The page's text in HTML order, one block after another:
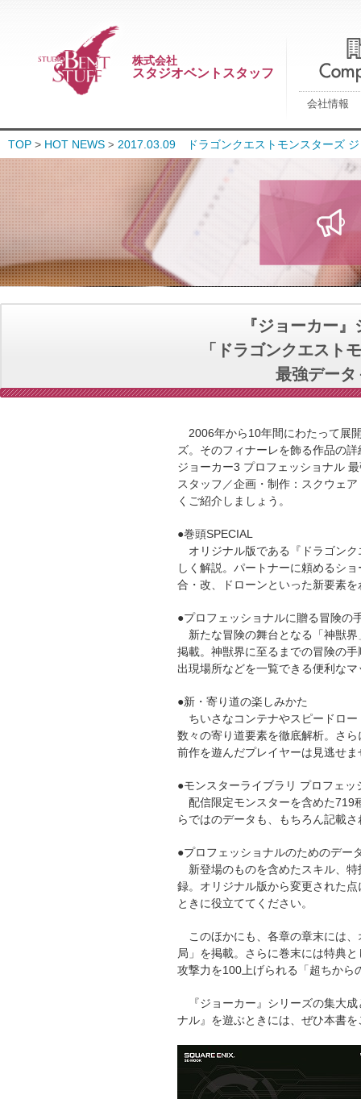
株式会社
スタジオベントスタッフ
会社情報
TOP > HOT NEWS > 2017.03.09 ドラゴンクエストモンスターズ ジ
『ジョーカー
「ドラゴンクエスト
最強デー
2006年から10年間にわたって展
ズ。そのフィナーレを飾る作品の
ジョーカー3 プロフェッショナル
スタッフ／企画・制作：スクウェ
くご紹介しましょう。
●巻頭SPECIAL
オリジナル版である『ドラゴンク
しく解説。パートナーに頼めるシ
合・改、ドローンといった新要素
●プロフェッショナルに贈る冒険の
新たな冒険の舞台となる「神獣界
掲載。神獣界に至るまでの冒険の
出現場所などを一覧できる便利な
●新・寄り道の楽しみかた
ちいさなコンテナやスピードロー
数々の寄り道要素を徹底解析。さ
前作を遊んだプレイヤーは見逃せま
●モンスターライブラリ プロフェッ
配信限定モンスターを含めた719
らではのデータも、もちろん記載
●プロフェッショナルのためのデー
新登場のものを含めたスキル、特
録。オリジナル版から変更された
ときに役立ててください。
このほかにも、各章の章末には、
局」を掲載。さらに巻末には特典
攻撃力を100上げられる「超ちから
『ジョーカー』シリーズの集大成
ナル』を遊ぶときには、ぜひ本書